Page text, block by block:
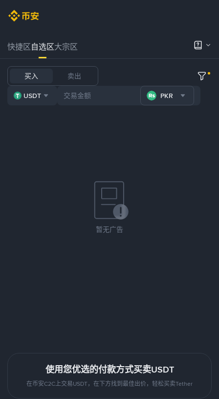
快捷区自选区大宗区
买入 卖出
USDT PKR
暂无广告
使用您优选的付款方式买卖USDT
在币安C2C上交易USDT，在下方找到最佳出价，轻松买卖Tether